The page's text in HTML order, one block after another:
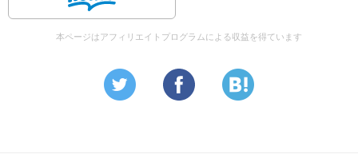
本ページはアフィリエイトプログラムによる収益を得ています